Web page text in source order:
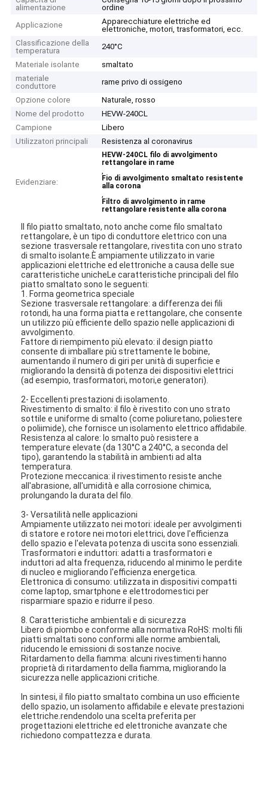
Casa.
alimentazione
ordine
Applicazione
Apparecchiature elettriche ed
elettroniche, motori, trasformatori, ecc.
Classificazione della
temperatura
240°C
Materiale isolante
smaltato
materiale
conduttore
rame privo di ossigeno
Opzione colore
Naturale, rosso
Nome del prodotto
HEVW-240CL
Campione
Libero
Utilizzatori principali
Resistenza al coronavirus
Evidenziare:
HEVW-240CL filo di avvolgimento
rettangolare in rame
,
Fio di avvolgimento smaltato resistente
alla corona
,
Filtro di avvolgimento in rame
rettangolare resistente alla corona
Il filo piatto smaltato, noto anche come filo smaltato
rettangolare, è un tipo di conduttore elettrico con una
sezione trasversale rettangolare, rivestita con uno strato
di smalto isolante.È ampiamente utilizzato in varie
applicazioni elettriche ed elettroniche a causa delle sue
caratteristiche unicheLe caratteristiche principali del filo
piatto smaltato sono le seguenti:
1. Forma geometrica speciale
Sezione trasversale rettangolare: a differenza dei fili
rotondi, ha una forma piatta e rettangolare, che consente
un utilizzo più efficiente dello spazio nelle applicazioni di
avvolgimento.
Fattore di riempimento più elevato: il design piatto
consente di imballare più strettamente le bobine,
aumentando il numero di giri per unità di superficie e
migliorando la densità di potenza dei dispositivi elettrici
(ad esempio, trasformatori, motori,e generatori).
2- Eccellenti prestazioni di isolamento.
Rivestimento di smalto: il filo è rivestito con uno strato
sottile e uniforme di smalto (come poliuretano, poliestere
o poliimide), che fornisce un isolamento elettrico affidabile.
Resistenza al calore: lo smalto può resistere a
temperature elevate (da 130°C a 240°C, a seconda del
tipo), garantendo la stabilità in ambienti ad alta
temperatura.
Protezione meccanica: il rivestimento resiste anche
all'abrasione, all'umidità e alla corrosione chimica,
prolungando la durata del filo.
3- Versatilità nelle applicazioni
Ampiamente utilizzato nei motori: ideale per avvolgimenti
di statore e rotore nei motori elettrici, dove l'efficienza
dello spazio e l'elevata potenza di uscita sono essenziali.
Trasformatori e induttori: adatti a trasformatori e
induttori ad alta frequenza, riducendo al minimo le perdite
di nucleo e migliorando l'efficienza energetica.
Elettronica di consumo: utilizzata in dispositivi compatti
come laptop, smartphone e elettrodomestici per
risparmiare spazio e ridurre il peso.
8. Caratteristiche ambientali e di sicurezza
Libero di piombo e conforme alla normativa RoHS: molti fili
piatti smaltati sono conformi alle norme ambientali,
riducendo le emissioni di sostanze nocive.
Ritardamento della fiamma: alcuni rivestimenti hanno
proprietà di ritardamento della fiamma, migliorando la
sicurezza nelle applicazioni critiche.
In sintesi, il filo piatto smaltato combina un uso efficiente
dello spazio, un isolamento affidabile e elevate prestazioni
elettriche.rendendolo una scelta preferita per
progettazioni elettriche ed elettroniche avanzate che
richiedono compattezza e durata.